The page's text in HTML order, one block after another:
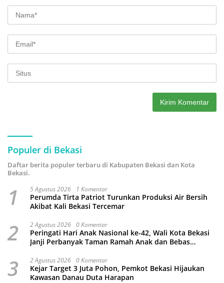
Populer di Bekasi
Daftar berita populer terbaru di Kabupaten Bekasi dan Kota
Bekasi.
1 5 Agustus 2026 1 Komentar
Perumda Tirta Patriot Turunkan Produksi Air Bersih
Akibat Kali Bekasi Tercemar
2 2 Agustus 2026 0 Komentar
Peringati Hari Anak Nasional ke-42, Wali Kota Bekasi
Janji Perbanyak Taman Ramah Anak dan Bebas
3 2 Agustus 2026 0 Komentar
Kejar Target 3 Juta Pohon, Pemkot Bekasi Hijaukan
Kawasan Danau Duta Harapan